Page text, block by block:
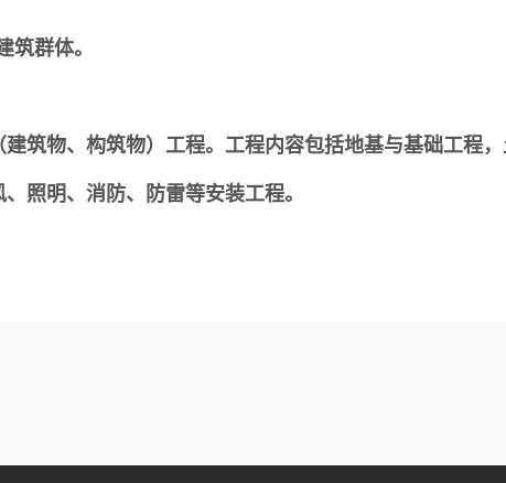
群体。
物、构筑物）工程。工程内容包括地基与基础工程
照明、消防、防雷等安装工程。